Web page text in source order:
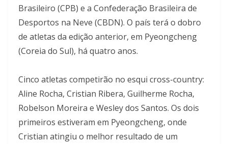
Brasileiro (CPB) e a Confederação Brasileira de
Desportos na Neve (CBDN). O país terá o dobro
de atletas da edição anterior, em Pyeongcheng
(Coreia do Sul), há quatro anos.
Cinco atletas competirão no esqui cross-country:
Aline Rocha, Cristian Ribera, Guilherme Rocha,
Robelson Moreira e Wesley dos Santos. Os dois
primeiros estiveram em Pyeongcheng, onde
Cristian atingiu o melhor resultado de um